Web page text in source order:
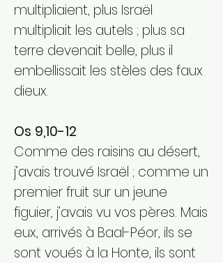
multipliaient, plus Israël
multipliait les autels ; plus sa
terre devenait belle, plus il
embellissait les stèles des faux
dieux.
Os 9,10-12
Comme des raisins au désert,
j’avais trouvé Israël ; comme un
premier fruit sur un jeune
figuier, j’avais vu vos pères. Mais
eux, arrivés à Baal-Péor, ils se
sont voués à la Honte, ils sont